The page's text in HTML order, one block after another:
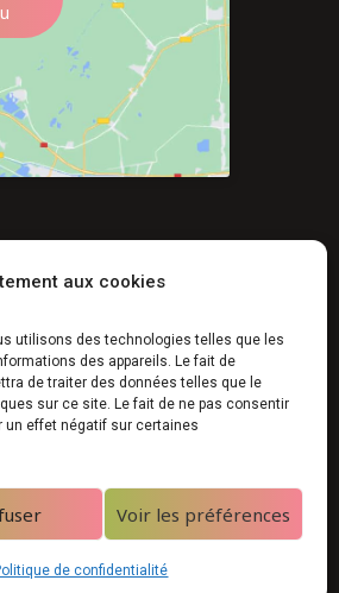
aux cookies
utilisons des technologies telles que les
des appareils. Le fait de
de traiter des données telles que le
sur ce site. Le fait de ne pas consentir
un effet négatif sur certaines
Voir les préférences
de confidentialité